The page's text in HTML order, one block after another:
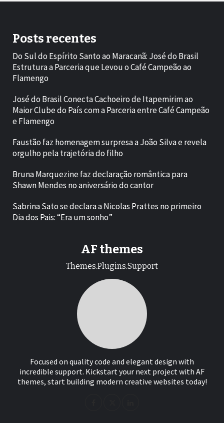
Posts recentes
Do Sul do Espírito Santo ao Maracanã: José do Brasil
Estrutura a Parceria que Levou o Café Campeão ao
Flamengo
José do Brasil Conecta Cachoeiro de Itapemirim ao
Maior Clube do País com a Parceria entre Café Campeão
e Flamengo
Faustão faz homenagem surpresa a João Silva e revela
orgulho pela trajetória do filho
Bruna Marquezine faz declaração romântica para
Shawn Mendes no aniversário do cantor
Sabrina Sato se declara a Nicolas Prattes no primeiro
Dia dos Pais: “Era um sonho”
AF themes
Themes.Plugins.Support
Focused on quality code and elegant design with
incredible support. Kickstart your next project with AF
themes, start building modern creative websites today!